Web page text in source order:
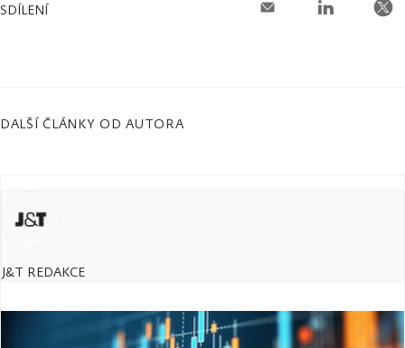
SDÍLENÍ
DALŠÍ ČLÁNKY OD AUTORA
J&T REDAKCE